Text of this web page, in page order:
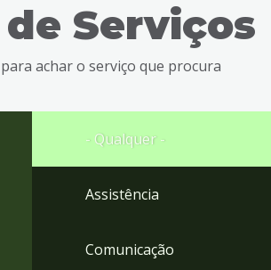
Serviços
achar o serviço que procura
- Qualquer -
Assistência
Comunicação